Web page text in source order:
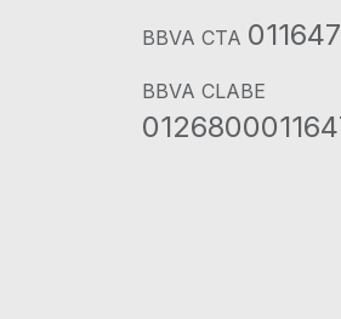
BBVA CTA
BBVA CLABE